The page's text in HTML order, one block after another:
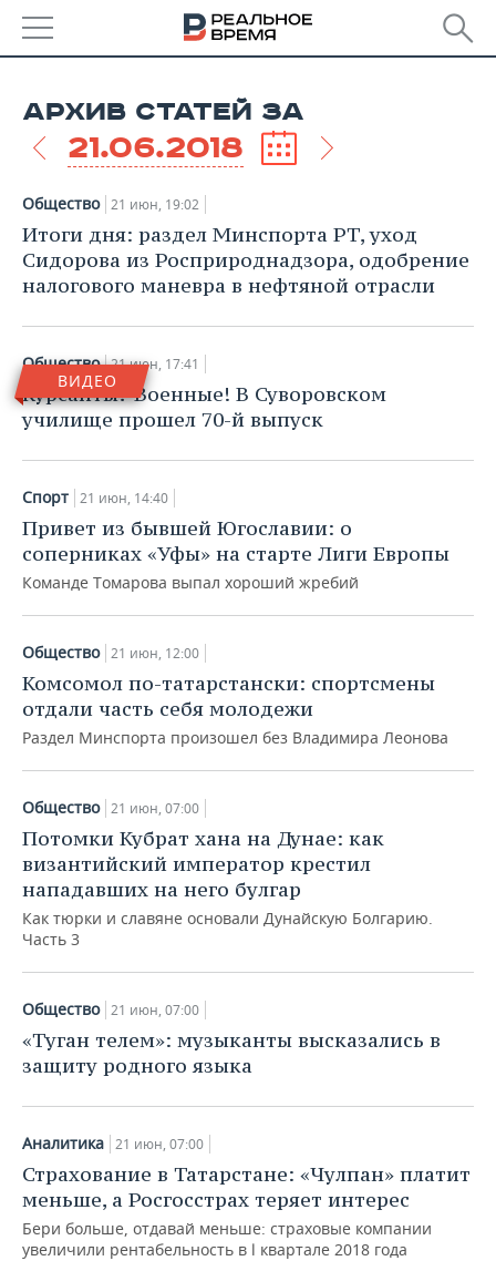
УДМУРТИЯ
НОВОСТИ
НОВОСТИ АНАЛИТИКИ
ДЕКЛАРАЦИИ О ДОХОДАХ
КОРОЛИ ГОСЗАКАЗА ПФО
ВУЗЫ ТАТАРСТАНА
КОМУ ПРИНАДЛЕЖАТ
ЭКОНОМИКА
НОВОСТИ ЭКОНОМИКИ
ФИНАНСЫ
БАНКИ
БЮДЖЕТ
ИНВЕСТИЦИИ
ПРОМЫШЛЕННОСТЬ
НОВОСТИ
ПРОМЫШЛЕННОСТИ
АГРОПРОМ
НЕФТЕХИМИЯ
НЕФТЬ
ЭНЕРГЕТИКА
НОВОСТИ НЕДВИЖИМОСТИ
АВТО
НОВОСТИ АВТО
БИЗНЕС
НОВОСТИ БИЗНЕСА
РОЗНИЧНАЯ ТОРГОВЛЯ
ТРАНСПОРТ
УСЛУГИ
ТЕХНОЛОГИИ
НОВОСТИ ТЕХНОЛОГИЙ
IT
МЕДИА
ТЕЛЕКОММУНИКАЦИИ
МЕРОПРИЯТИЯ
НОВОСТИ МЕРОПРИЯТИЙ
ВЫЕЗДНАЯ РЕДАКЦИЯ
БИЗНЕС-БРАНЧИ
ONLINE-КОНФЕРЕНЦИИ
СПОРТ
НОВОСТИ СПОРТА
ФУТБОЛ
ХОККЕЙ
ВОЛЕЙБОЛ
КИБЕРСПОРТ
ФИГУРНОЕ КАТАНИЕ
ВОДНЫЕ ВИДЫ СПОРТА
ХОККЕЙ С МЯЧОМ
ОБЩЕСТВО
НОВОСТИ ОБЩЕСТВА
ВЛАСТЬ
ИСТОРИЯ
КУЛЬТУРА
МЕДИЦИНА
ОБРАЗОВАНИЕ
ПРОИСШЕСТВИЯ
ФОТОГАЛЕРЕЯ
СЮЖЕТЫ
СПРАВОЧНИК
СПИСОК ПЕРСОН
СПИСОК КОМПАНИЙ
ПОЛНАЯ ВЕРСИЯ
АРХИВ СТАТЕЙ ЗА
21.06.2018
Общество 21 июн, 19:02
Итоги дня: раздел Минспорта РТ, уход
Сидорова из Росприроднадзора, одобрение
налогового маневра в нефтяной отрасли
ВИДЕО
Общество 21 июн, 17:41
Курсанты? Военные! В Суворовском
училище прошел 70-й выпуск
Спорт 21 июн, 14:40
Привет из бывшей Югославии: о
соперниках «Уфы» на старте Лиги Европы
Команде Томарова выпал хороший жребий
Общество 21 июн, 12:00
Комсомол по-татарстански: спортсмены
отдали часть себя молодежи
Раздел Минспорта произошел без Владимира Леонова
Общество 21 июн, 07:00
Потомки Кубрат хана на Дунае: как
византийский император крестил
нападавших на него булгар
Как тюрки и славяне основали Дунайскую Болгарию.
Часть 3
Общество 21 июн, 07:00
«Туган телем»: музыканты высказались в
защиту родного языка
Аналитика 21 июн, 07:00
Страхование в Татарстане: «Чулпан» платит
меньше, а Росгосстрах теряет интерес
Бери больше, отдавай меньше: страховые компании
увеличили рентабельность в l квартале 2018 года